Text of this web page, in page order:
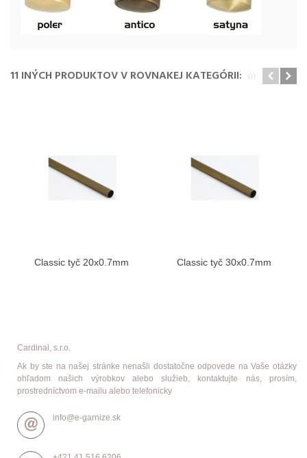
11 INÝCH PRODUKTOV V ROVNAKEJ KATEGÓRII:
Classic tyč 20x0.7mm Classic tyč 30x0.7mm
Cardinal, s.r.o.
Ak by ste na našej stránke nenašli dostatočne odpovede na Vaše otázky
ohľadom našich výrobkov alebo služieb, kontaktujte nás, prosím,
prostredníctvom e-mailu alebo telefonicky
info@e-garnize.sk